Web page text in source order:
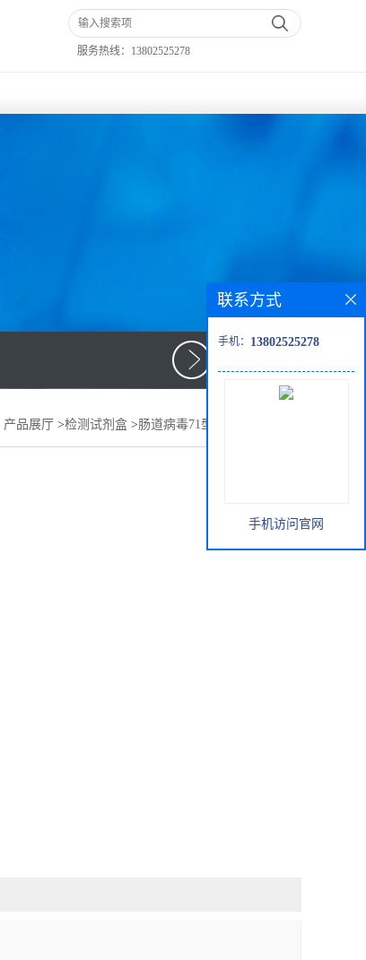
服务热线： 13802525278
产品展厅 >检测试剂盒 >肠道病毒71型抗体检测试剂盒
联系方式
手机： 13802525278
手机访问官网